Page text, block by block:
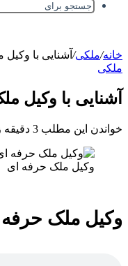
خانه/ملکی/ آشنایی با
ملکی
آشنایی با وکیل
خواندن این مطلب 3 دقیقه زمان میبرد
وکیل ملک حرفه ای
وکیل ملک